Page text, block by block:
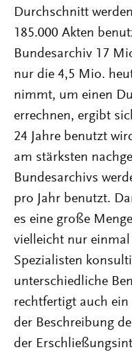
Durchschnitt
185.000 Akten
Bundesarchiv 17
nur die 4,5 Mio.
nimmt, um einen
errechnen, ergibt
24 Jahre benutzt
am stärksten
Bundesarchivs
pro Jahr benutzt.
es eine große
vielleicht nur
Spezialisten
unterschiedliche
rechtfertigt auch ein
der Beschreibung
der